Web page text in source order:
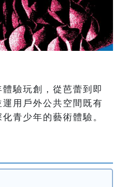
驗玩創，從芭蕾到即
用戶外公共空間既有